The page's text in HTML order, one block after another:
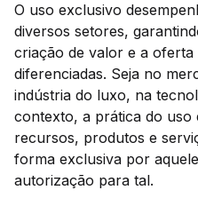
O uso exclusivo
diversos setores,
criação de valor e a oferta
diferenciadas. Seja no
indústria do luxo, na
contexto, a prática do uso
recursos, produtos e
forma exclusiva por
autorização para tal.